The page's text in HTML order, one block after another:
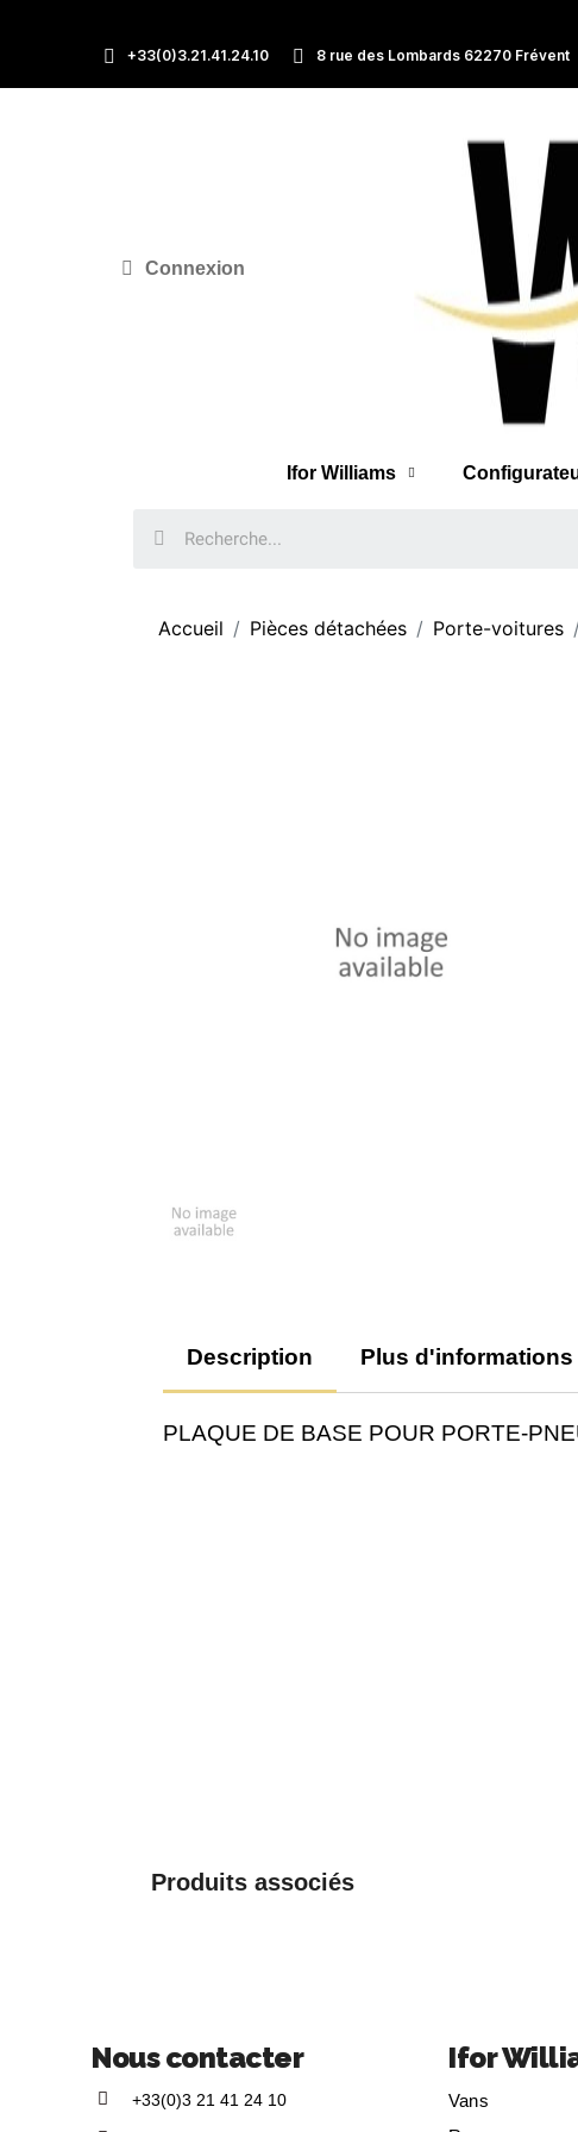
+33(0)3.21.41.24.10 8 rue des Lombards 62270 Frévent
Connexion
Ifor Williams
Accueil Pièces détachées Porte-voitures
Description Plus d'informations
PLAQUE DE BASE POUR PORTE-
Produits associés
Nous contacter
+33(0)3 21 41 24 10
Ifor
Vans